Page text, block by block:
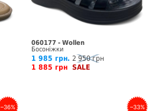
060177 - Wollen
Босоніжки
1 985 грн. 2 950 грн
1 885 грн SALE
–36% –33%